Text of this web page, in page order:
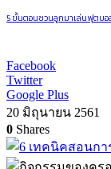
5 ขั้นตอนชวนลูกมาเล่นฟุตบอ
Facebook
Twitter
Google Plus
20 มิถุนายน 2561
0 Shares